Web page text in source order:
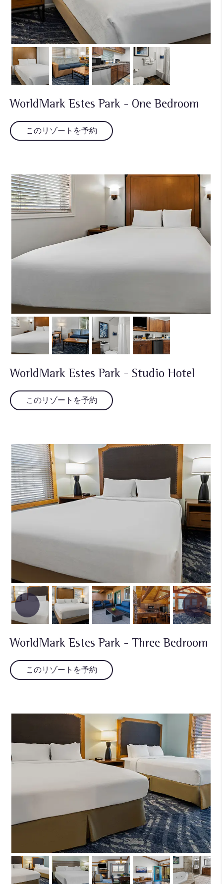
WorldMark Estes Park - One Bedroom
このリゾートを予約
WorldMark Estes Park - Studio Hotel
このリゾートを予約
WorldMark Estes Park - Three Bedroom
このリゾートを予約